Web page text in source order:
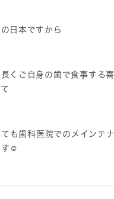
日本ですから
くご自身の歯で食事する
も歯科医院でのメインテ
す☺️